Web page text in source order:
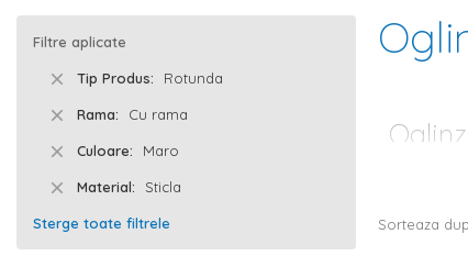
Atunci
ceea ce
de trecut
se
principal,
Sorteaza
Filtre aplicate
Tip Produs Rotunda
Rama Cu rama
Culoare Maro
Material Sticla
Sterge toate filtrele